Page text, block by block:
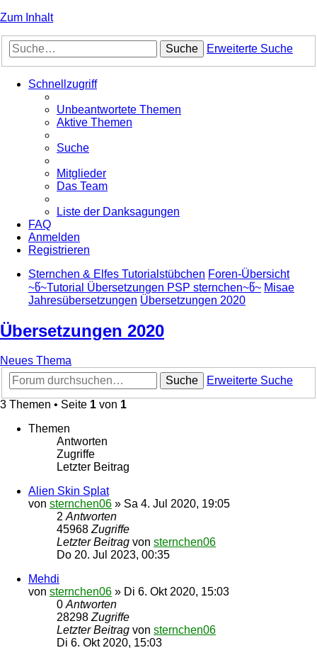
Zum Inhalt
Suche Erweiterte Suche
Schnellzugriff
Unbeantwortete Themen
Aktive Themen
Suche
Mitglieder
Das Team
Liste der Danksagungen
FAQ
Anmelden
Registrieren
Sternchen & Elfes Tutorialstübchen Foren-Übersicht
~წ~Tutorial Übersetzungen PSP sternchen~წ~ Misae
Jahresübersetzungen Übersetzungen 2020
Übersetzungen 2020
Neues Thema
Suche
Erweiterte Suche
3 Themen • Seite 1 von 1
Themen
Antworten
Zugriffe
Letzter Beitrag
Alien Skin Splat
von sternchen06 » Sa 4. Jul 2020, 19:05
2 Antworten
45968 Zugriffe
Letzter Beitrag von sternchen06
Do 20. Jul 2023, 00:35
Mehdi
von sternchen06 » Di 6. Okt 2020, 15:03
0 Antworten
28298 Zugriffe
Letzter Beitrag von sternchen06
Di 6. Okt 2020, 15:03